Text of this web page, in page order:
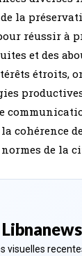
la
réussir à
et des
étroits,
cohérence
de la
visuelles